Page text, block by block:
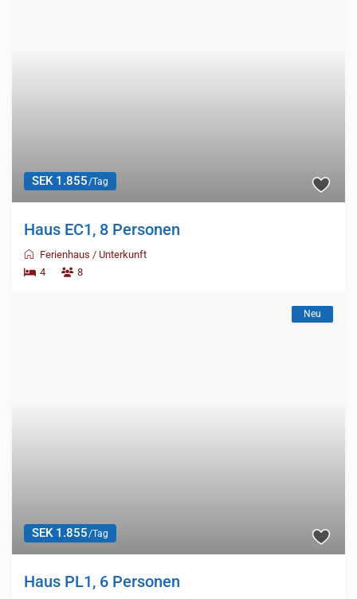
SEK 1.855/Tag
Haus EC1, 8 Personen
Ferienhaus /Unterkunft
4
8
SEK 1.855/Tag
Neu
Haus PL1, 6 Personen